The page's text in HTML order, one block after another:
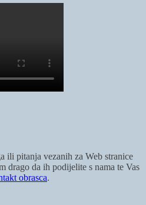
ili pitanja vezanih za Web stranice
da ih podijelite s nama te Vas
obrasca.